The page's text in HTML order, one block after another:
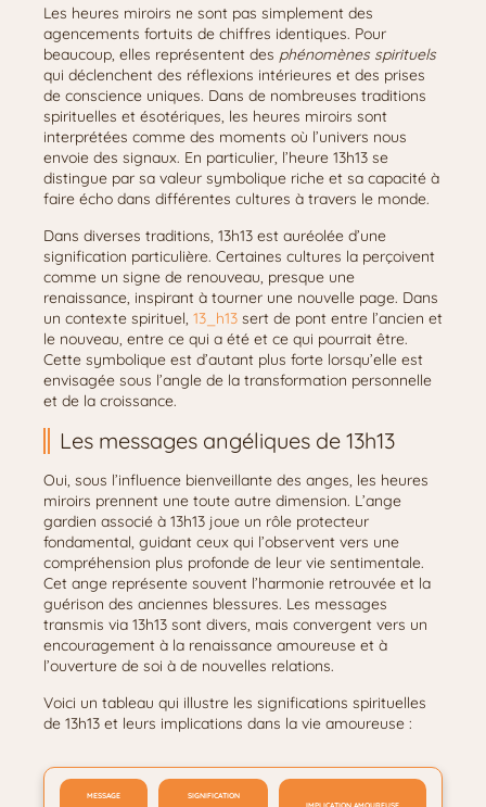
Les heures miroirs ne sont pas simplement des
agencements fortuits de chiffres identiques. Pour
beaucoup, elles représentent des phénomènes spirituels
qui déclenchent des réflexions intérieures et des prises
de conscience uniques. Dans de nombreuses traditions
spirituelles et ésotériques, les heures miroirs sont
interprétées comme des moments où l’univers nous
envoie des signaux. En particulier, l’heure 13h13 se
distingue par sa valeur symbolique riche et sa capacité à
faire écho dans différentes cultures à travers le monde.
Dans diverses traditions, 13h13 est auréolée d’une
signification particulière. Certaines cultures la perçoivent
comme un signe de renouveau, presque une
renaissance, inspirant à tourner une nouvelle page. Dans
un contexte spirituel, 13_h13 sert de pont entre l’ancien et
le nouveau, entre ce qui a été et ce qui pourrait être.
Cette symbolique est d’autant plus forte lorsqu’elle est
envisagée sous l’angle de la transformation personnelle
et de la croissance.
Les messages angéliques de 13h13
Oui, sous l’influence bienveillante des anges, les heures
miroirs prennent une toute autre dimension. L’ange
gardien associé à 13h13 joue un rôle protecteur
fondamental, guidant ceux qui l’observent vers une
compréhension plus profonde de leur vie sentimentale.
Cet ange représente souvent l’harmonie retrouvée et la
guérison des anciennes blessures. Les messages
transmis via 13h13 sont divers, mais convergent vers un
encouragement à la renaissance amoureuse et à
l’ouverture de soi à de nouvelles relations.
Voici un tableau qui illustre les significations spirituelles
de 13h13 et leurs implications dans la vie amoureuse :
MESSAGE SIGNIFICATION